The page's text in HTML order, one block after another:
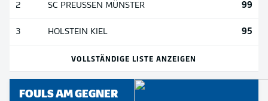
2 SC PREUSSEN MÜNSTER 99
3 HOLSTEIN KIEL 95
VOLLSTÄNDIGE LISTE ANZEIGEN
FOULS AM GEGNER